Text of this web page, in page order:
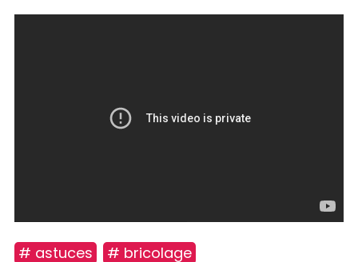
# astuces # bricolage